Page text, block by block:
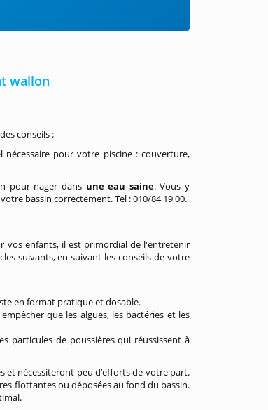
wallon
conseils :
pour votre piscine : couverture,
pour nager dans une eau saine. Vous y
votre bassin correctement. Tel : 010/84 19 00.
vos enfants, il est primordial de l'entretenir
suivants, en suivant les conseils de votre
en format pratique et dosable.
que les algues, les bactéries et les
particules de poussières qui réussissent à
et nécessiteront peu d’efforts de votre part.
flottantes ou déposées au fond du bassin.